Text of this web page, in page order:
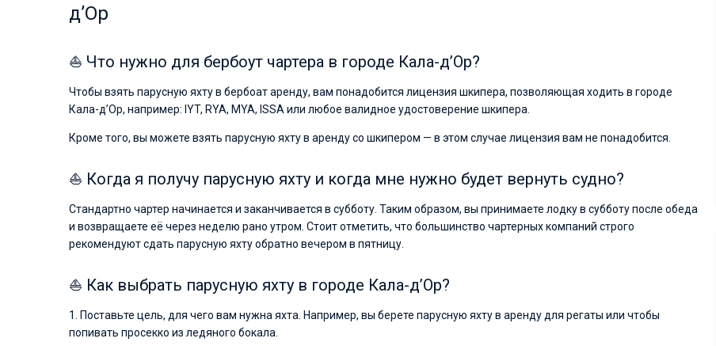
д’Ор
⛵ Что нужно для бербоут чартера в городе Кала-д’Ор?
Чтобы взять парусную яхту в бербоат аренду, вам понадобится лицензия шкипера, позволяющая ходить в городе
Кала-д’Ор, например: IYT, RYA, MYA, ISSA или любое валидное удостоверение шкипера.
Кроме того, вы можете взять парусную яхту в аренду со шкипером — в этом случае лицензия вам не понадобится.
⛵ Когда я получу парусную яхту и когда мне нужно будет вернуть судно?
Стандартно чартер начинается и заканчивается в субботу. Таким образом, вы принимаете лодку в субботу после обеда
и возвращаете её через неделю рано утром. Стоит отметить, что большинство чартерных компаний строго
рекомендуют сдать парусную яхту обратно вечером в пятницу.
⛵ Как выбрать парусную яхту в городе Кала-д’Ор?
1. Поставьте цель, для чего вам нужна яхта. Например, вы берете парусную яхту в аренду для регаты или чтобы
попивать просекко из ледяного бокала.